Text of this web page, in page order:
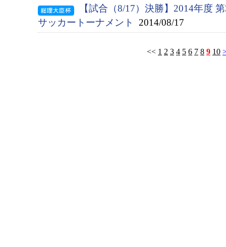
【試合（8/17）決勝】2014年度
サッカートーナメント
2014/08/17
<< 1 2 3 4 5 6 7 8 9 10